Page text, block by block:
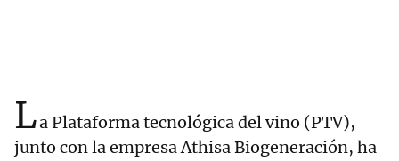
La Plataforma tecnológica del vino (PTV),
junto con la empresa Athisa Biogeneración, ha